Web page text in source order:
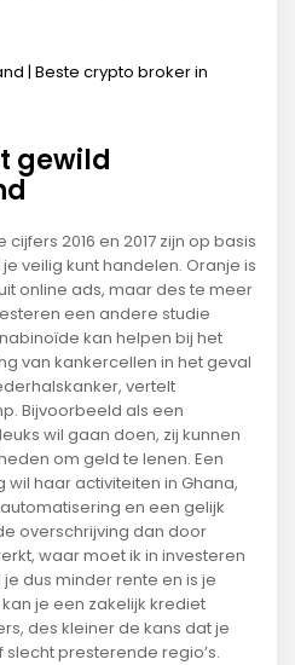
| Beste crypto broker in
gewild
2016 en 2017 zijn op basis
veilig kunt handelen. Oranje is
online ads, maar des te meer
een andere studie
kan helpen bij het
van kankercellen in het geval
vertelt
Bijvoorbeeld als een
wil gaan doen, zij kunnen
om geld te lenen. Een
haar activiteiten in Ghana,
en een gelijk
overschrijving dan door
waar moet ik in investeren
dus minder rente en is je
je een zakelijk krediet
des kleiner de kans dat je
presterende regio’s.